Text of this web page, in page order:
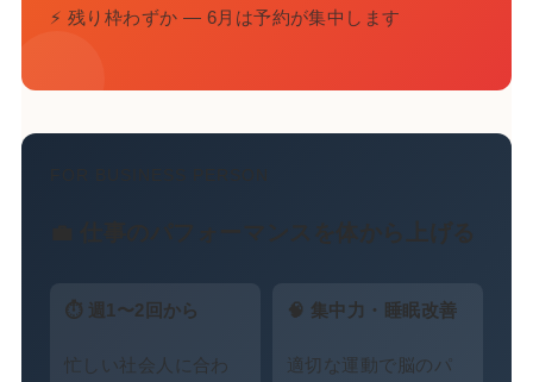
⚡ 残り枠わずか — 6月は予約が集中します
💼 仕事のパフォーマンスを体から上げる
⏱ 週1〜2回から
忙しい社会人に合わ
🧠 集中力・睡眠改善
適切な運動で脳のパ